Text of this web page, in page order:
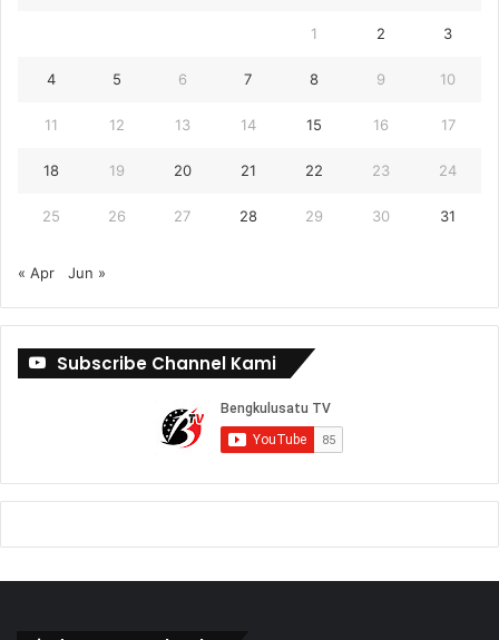
1 2 3
4 5 6 7 8 9 10
11 12 13 14 15 16 17
18 19 20 21 22 23 24
25 26 27 28 29 30 31
« Apr Jun »
Subscribe Channel Kami